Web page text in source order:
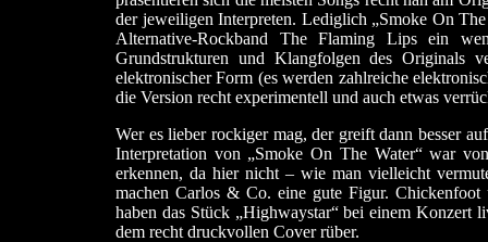
der jeweiligen Interpreten. Lediglich „Smoke On
Alternative-Rockband The Flaming Lips ein
Grundstrukturen und Klangfolgen des Originals
elektronischer Form (es werden zahlreiche
die Version recht experimentell und auch etwas
Wer es lieber rockiger mag, der greift dann besser
Interpretation von „Smoke On The Water“ war
erkennen, da hier nicht – wie man vielleicht
machen Carlos & Co. eine gute Figur.
haben das Stück „Highwaystar“ bei einem Konzert
dem recht druckvollen Cover rüber.